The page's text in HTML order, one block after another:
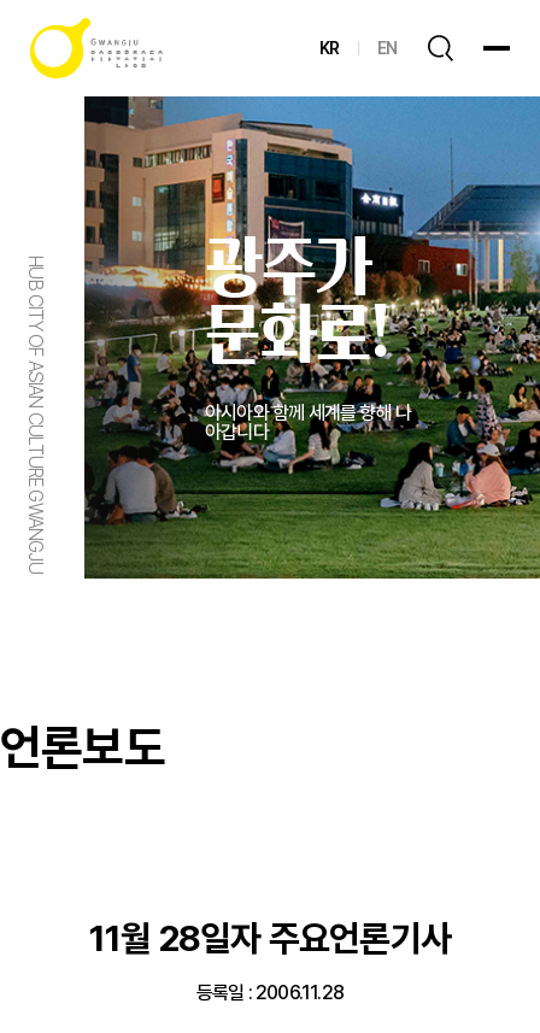
KR EN
HUB CITY OF ASIAN CULTURE GWANGJU
광주가
문화로!
아시아와 함께 세계를 향해 나
아갑니다
언론보도
11월 28일자 주요언론기사
등록일 : 2006.11.28